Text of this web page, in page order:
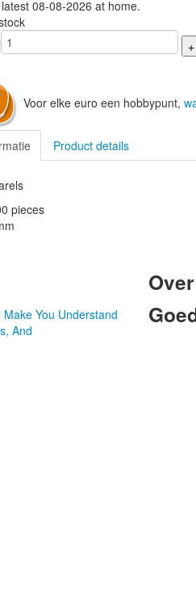
08-08-2026 at home.
Voor elke euro een hobbypunt,
Product details
pieces
You Understand
And
Over